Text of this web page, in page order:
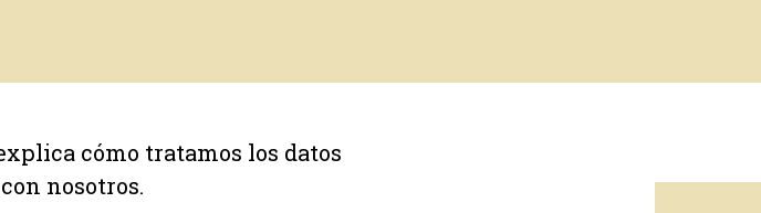
cómo tratamos los datos
nosotros.